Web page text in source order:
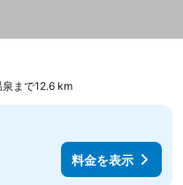
まで12.6 km
料金を表示